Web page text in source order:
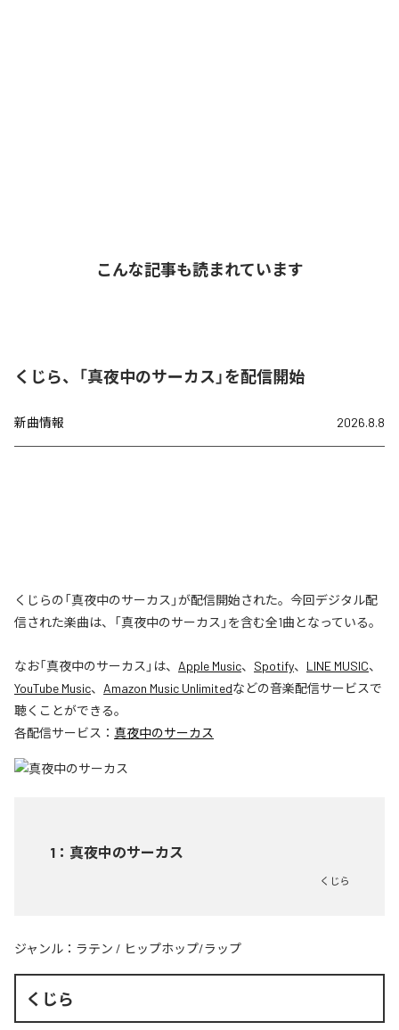
こんな記事も読まれています
くじら、「真夜中のサーカス」を配信開始
新曲情報 2026.8.8
くじらの「真夜中のサーカス」が配信開始された。今回デジタル配
信された楽曲は、「真夜中のサーカス」を含む全1曲となっている。
なお「真夜中のサーカス 」は、 Apple Music、 Spotify、 LINE MUSIC、
YouTube Music、 Amazon Music Unlimitedなどの音楽配信サービスで
聴くことができる。
各配信サービス： 真夜中のサーカス
1 ： 真夜中のサーカス
くじら
ジャンル： ラテン / ヒップホップ/ラップ
くじら